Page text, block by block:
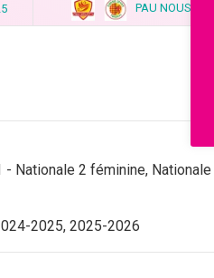
PAU NOUSTY
- Nationale 2 féminine,
2025, 2025-2026